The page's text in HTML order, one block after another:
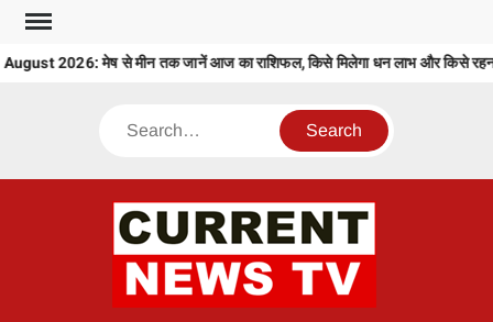
Skip
content2026: मेष से मीन तक जानें आज का राशिफल, किसे मिलेगा धन लाभ और किसे रहना
Search